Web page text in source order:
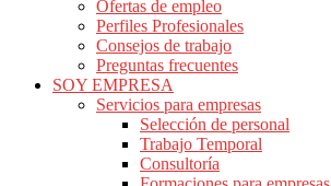
Ofertas de empleo
Perfiles Profesionales
Consejos de trabajo
Preguntas frecuentes
SOY EMPRESA
Servicios para empresas
Selección de personal
Trabajo Temporal
Consultoría